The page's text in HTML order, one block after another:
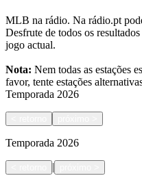
MLB na rádio. Na rádio.pt
Desfrute de todos os
jogo actual.
Nota: Nem todas as estações
favor, tente estações
Temporada 2026
Temporada 2026
|